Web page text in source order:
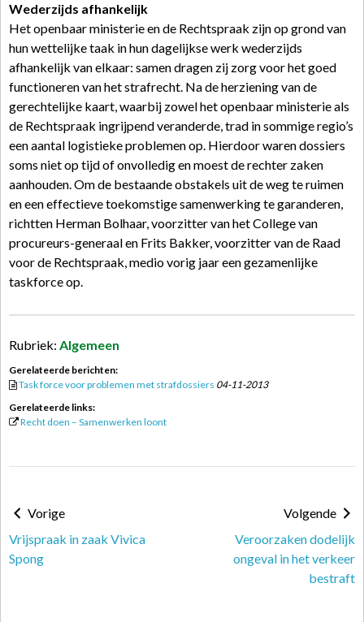
Wederzijds afhankelijk
Het openbaar ministerie en de Rechtspraak zijn op grond van
hun wettelijke taak in hun dagelijkse werk wederzijds
afhankelijk van elkaar: samen dragen zij zorg voor het goed
functioneren van het strafrecht. Na de herziening van de
gerechtelijke kaart, waarbij zowel het openbaar ministerie als
de Rechtspraak ingrijpend veranderde, trad in sommige regio’s
een aantal logistieke problemen op. Hierdoor waren dossiers
soms niet op tijd of onvolledig en moest de rechter zaken
aanhouden. Om de bestaande obstakels uit de weg te ruimen
en een effectieve toekomstige samenwerking te garanderen,
richtten Herman Bolhaar, voorzitter van het College van
procureurs-generaal en Frits Bakker, voorzitter van de Raad
voor de Rechtspraak, medio vorig jaar een gezamenlijke
taskforce op.
Rubriek: Algemeen
Gerelateerde berichten:
Task force voor problemen met strafdossiers 04-11-2013
Gerelateerde links:
Recht doen – Samenwerken loont
Vorige
Vrijspraak in zaak Vivica
Spong
Volgende
Veroorzaken dodelijk
ongeval in het verkeer
bestraft